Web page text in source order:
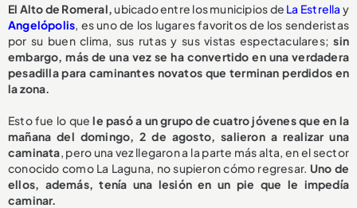
El Alto de Romeral,ubicado entre los municipios de La Estrella y
Angelópolis, es uno de los lugares favoritos de los senderistas
por su buen clima, sus rutas y sus vistas espectaculares;sin
embargo, más de una vez se ha convertido en una verdadera
pesadilla para caminantes novatos que terminan perdidos en
la zona.
Esto fue lo quele pasó a un grupo de cuatro jóvenes que en la
mañana del domingo, 2 de agosto, salieron a realizar una
caminata, pero una vez llegaron a la parte más alta, en el sector
conocido como La Laguna, no supieron cómo regresar. Uno de
ellos, además, tenía una lesión en un pie que le impedía
caminar.